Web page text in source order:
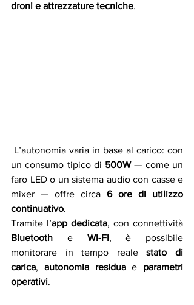
droni e attrezzature tecniche.
un consumo tipico di 500W — come un
faro LED o un sistema audio con casse e
mixer — offre circa 6 ore di utilizzo
continuativo.
Tramite l’app dedicata
Bluetooth e Wi-Fi, è possibile
monitorare in tempo reale stato di
carica, autonomia residua e parametri
operativi.